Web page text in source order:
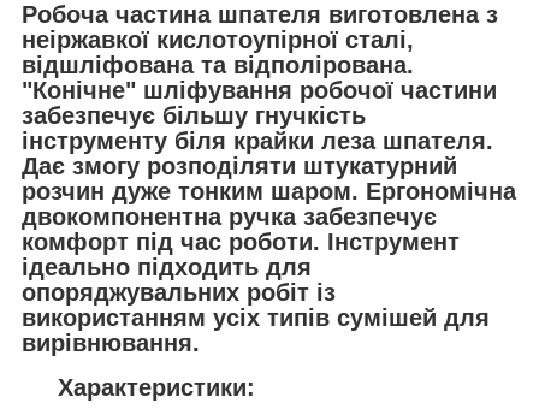
Робоча частина шпателя виготовлена з
неіржавкої кислотоупірної сталі,
відшліфована та відполірована.
"Конічне" шліфування робочої частини
забезпечує більшу гнучкість
інструменту біля крайки леза шпателя.
Дає змогу розподіляти штукатурний
розчин дуже тонким шаром. Ергономічна
двокомпонентна ручка забезпечує
комфорт під час роботи. Інструмент
ідеально підходить для
опоряджувальних робіт із
використанням усіх типів сумішей для
вирівнювання.
Характеристики: